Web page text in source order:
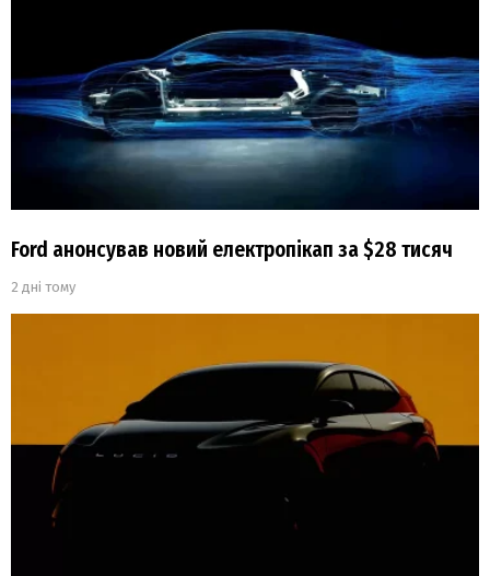
Ford анонсував новий електропікап за $28 тисяч
2 дні тому